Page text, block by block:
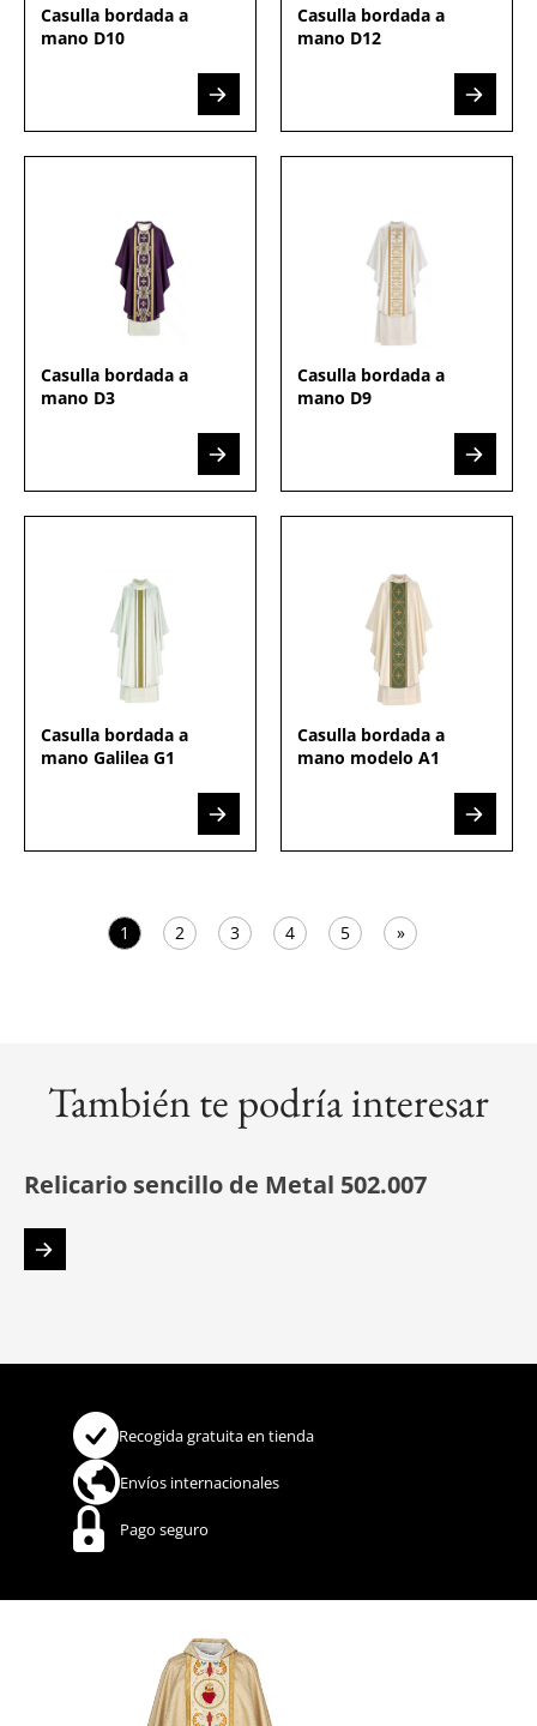
Casulla bordada a
mano D10
Casulla bordada a
mano D12
Casulla bordada a
mano D3
Casulla bordada a
mano D9
Casulla bordada a
mano Galilea G1
Casulla bordada a
mano modelo A1
1 2 3 4 5 »
También te podría interesar
Relicario sencillo de Metal 502.007
Recogida gratuita en tienda
Envíos internacionales
Pago seguro